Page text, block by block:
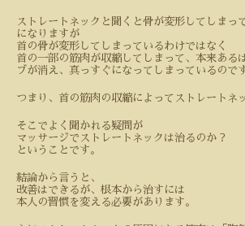
ストレートネックと聞くと骨が変形してしまっ
になりますが
首の骨が変形してしまっているわけではなく
首の一部の筋肉が収縮してしまって、本来ある
ブが消え、真っすぐになってしまっているのです
つまり、首の筋肉の収縮によってストレートネ
そこでよく聞かれる疑問が
マッサージでストレートネックは治るのか？
ということです。
結論から言うと、
改善はできるが、根本から治すには
本人の習慣を変える必要があります。